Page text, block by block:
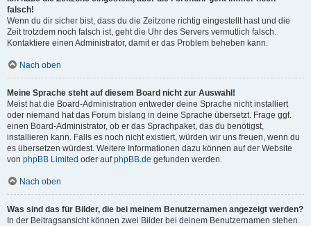
falsch!
Wenn du dir sicher bist, dass du die Zeitzone richtig eingestellt hast und die
Zeit trotzdem noch falsch ist, geht die Uhr des Servers vermutlich falsch.
Kontaktiere einen Administrator, damit er das Problem beheben kann.
Nach oben
Meine Sprache steht auf diesem Board nicht zur Auswahl!
Meist hat die Board-Administration entweder deine Sprache nicht installiert
oder niemand hat das Forum bislang in deine Sprache übersetzt. Frage ggf.
einen Board-Administrator, ob er das Sprachpaket, das du benötigst,
installieren kann. Falls es noch nicht existiert, würden wir uns freuen, wenn du
es übersetzen würdest. Weitere Informationen dazu können auf der Website
von phpBB Limited oder aufphpBB.de gefunden werden.
Nach oben
Was sind das für Bilder, die bei meinem Benutzernamen angezeigt werden?
In der Beitragsansicht können zwei Bilder bei deinem Benutzernamen stehen.